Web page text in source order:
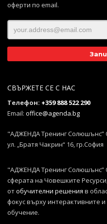
оферти по email.
СВЪРЖЕТЕ СЕ С НАС
Телефон: +359 888 522 290
Email: office@agenda.bg
"АДЖЕНДА Тренинг
ул. „Братя Чакрин“ 16, гр.София
"АДЖЕНДА Тренинг Солюшънс”
сферата на Човешките
отобучителни решения в
фокус върху интерактивните
обучение.